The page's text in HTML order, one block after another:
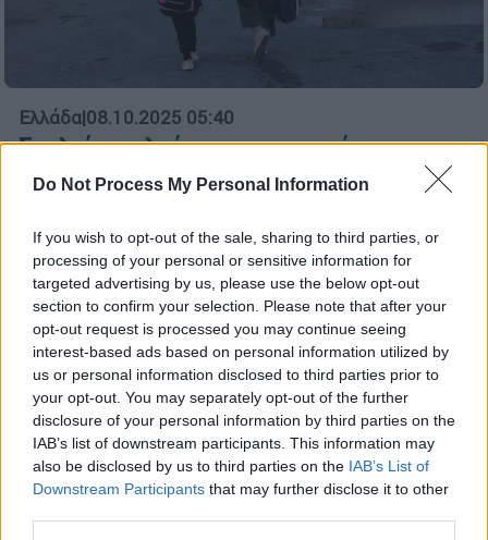
Do Not Process My Personal Information
If you wish to opt-out of the sale, sharing to third parties, or
processing of your personal or sensitive information for
targeted advertising by us, please use the below opt-out
section to confirm your selection. Please note that after your
opt-out request is processed you may continue seeing
interest-based ads based on personal information utilized by
us or personal information disclosed to third parties prior to
your opt-out. You may separately opt-out of the further
disclosure of your personal information by third parties on the
IAB’s list of downstream participants. This information may
also be disclosed by us to third parties on the IAB’s List of
Downstream Participants that may further disclose it to other
Ελλάδα|08.10.2025 05:40
Σχολεία σε λυόμενα και σε ισόγεια
πολυκατοικιών με μούχλα - Στους
Ζητούν ασφαλή σχολικά συγκροτήματα,
θέρμανση για το χειμώνα, που έρχεται και
αίθουσες χωρίς μούχλα και υγρασία